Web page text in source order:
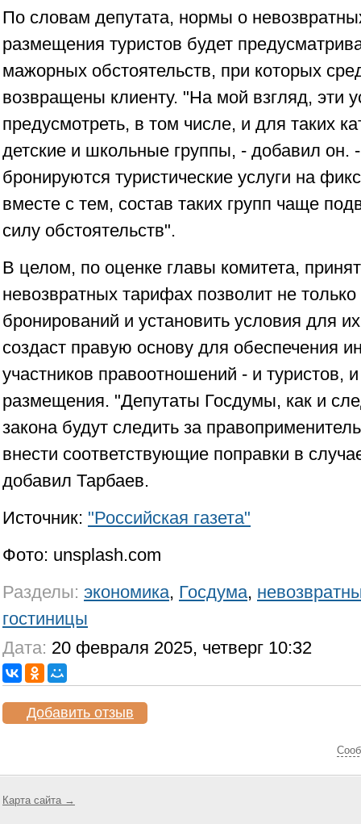
По словам депутата, нормы о
размещения туристов будет
мажорных обстоятельств, при которых
возвращены клиенту. "На мой взгляд, эти
предусмотреть, в том числе, и для таких
детские и школьные группы, - добавил он.
бронируются туристические услуги на
вместе с тем, состав таких групп чаще
силу обстоятельств".
В целом, по оценке главы комитета,
невозвратных тарифах позволит не
бронирований и установить условия для
создаст правую основу для обеспечения
участников правоотношений - и туристов,
размещения. "Депутаты Госдумы, как и
закона будут следить за
внести соответствующие поправки в
добавил Тарбаев.
Источник: "Российская газета"
Фото: unsplash.com
Разделы: экономика, Госдума,
гостиницы
Дата: 20 февраля 2025, четверг 10:32
Добавить отзыв
Карта сайта →